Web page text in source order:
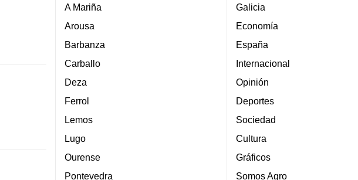
A Mariña
Arousa
Barbanza
Carballo
Deza
Ferrol
Lemos
Lugo
Ourense
Pontevedra
Galicia
Economía
España
Internacional
Opinión
Deportes
Sociedad
Cultura
Gráficos
Somos Agro